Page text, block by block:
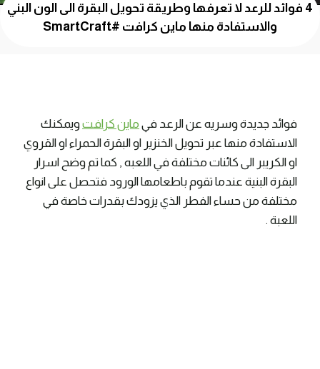
4 فوائد للرعد لا تعرفها وطريقة تحويل البقرة الى الون البني
والاستفادة منها ماين كرافت #SmartCraft
فوائد جديدة وسريه عن الرعد في ماين كرافتويمكنك
الاستفادة منها عبر تحويل الخنزير او البقرة الحمراء او القروي
او الكريبر الى كائنات مختلفة في اللعبه , كما تم وضح اسرار
البقرة البنية عندما تقوم باطعامها الورود فتحصل على انواع
مختلفة من حساء الفطر الذي يزودك بقدرات خاصة في
اللعبة .